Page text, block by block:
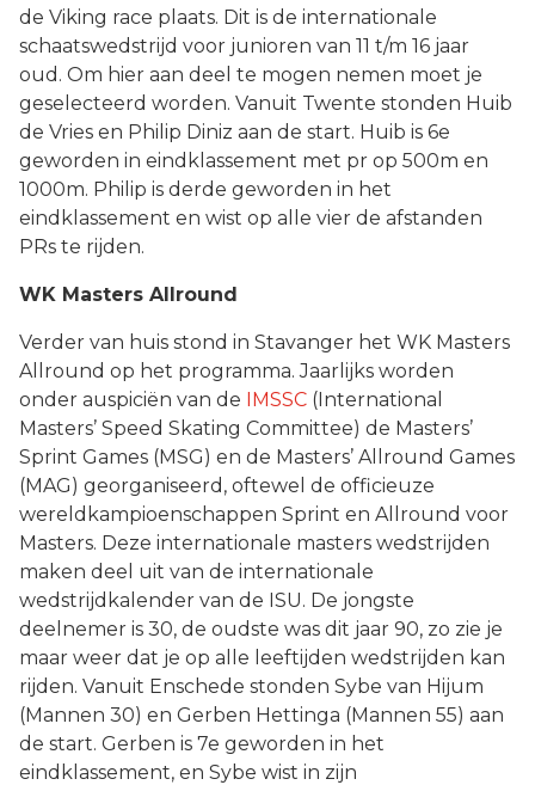
de Viking race plaats. Dit is de internationale
schaatswedstrijd voor junioren van 11 t/m 16 jaar
oud. Om hier aan deel te mogen nemen moet je
geselecteerd worden. Vanuit Twente stonden Huib
de Vries en Philip Diniz aan de start. Huib is 6e
geworden in eindklassement met pr op 500m en
1000m. Philip is derde geworden in het
eindklassement en wist op alle vier de afstanden
PRs te rijden.
WK Masters Allround
Verder van huis stond in Stavanger het WK Masters
Allround op het programma. Jaarlijks worden
onder auspiciën van de IMSSC (International
Masters’ Speed Skating Committee) de Masters’
Sprint Games (MSG) en de Masters’ Allround Games
(MAG) georganiseerd, oftewel de officieuze
wereldkampioenschappen Sprint en Allround voor
Masters. Deze internationale masters wedstrijden
maken deel uit van de internationale
wedstrijdkalender van de ISU. De jongste
deelnemer is 30, de oudste was dit jaar 90, zo zie je
maar weer dat je op alle leeftijden wedstrijden kan
rijden. Vanuit Enschede stonden Sybe van Hijum
(Mannen 30) en Gerben Hettinga (Mannen 55) aan
de start. Gerben is 7e geworden in het
eindklassement, en Sybe wist in zijn